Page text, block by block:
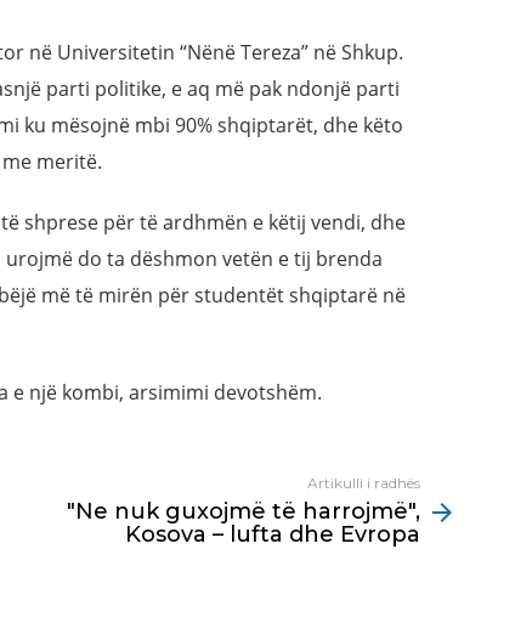
në Universitetin “Nënë Tereza” në Shkup.
parti politike, e aq më pak ndonjë parti
ku mësojnë mbi 90% shqiptarët, dhe këto
meritë.
shprese për të ardhmën e këtij vendi, dhe
do ta dëshmon vetën e tij brenda
më të mirën për studentët shqiptarë në
e një kombi, arsimimi devotshëm.
Artikulli i radhës
"Ne nuk guxojmë të harrojmë",
Kosova – lufta dhe Evropa